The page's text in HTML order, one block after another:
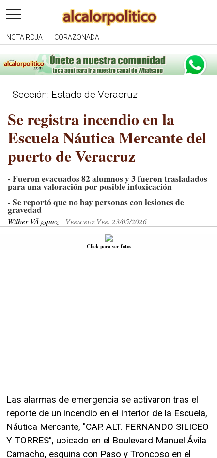
toggle
navigation
NOTA ROJA CORAZONADA
Sección: Estado de Veracruz
Se registra incendio en la
Escuela Náutica Mercante del
puerto de Veracruz
- Fueron evacuados 82 alumnos y 3 fueron trasladados
para una valoración por posible intoxicación
- Se reportó que no hay personas con lesiones de
gravedad
Wilber VÃ¡zquez Veracruz Ver. 23/05/2026
Click para ver fotos
Las alarmas de emergencia se activaron tras el
reporte de un incendio en el interior de la Escuela,
Náutica Mercante, "CAP. ALT. FERNANDO SILICEO
Y TORRES", ubicado en el Boulevard Manuel Ávila
Camacho, esquina con Paso y Troncoso en el